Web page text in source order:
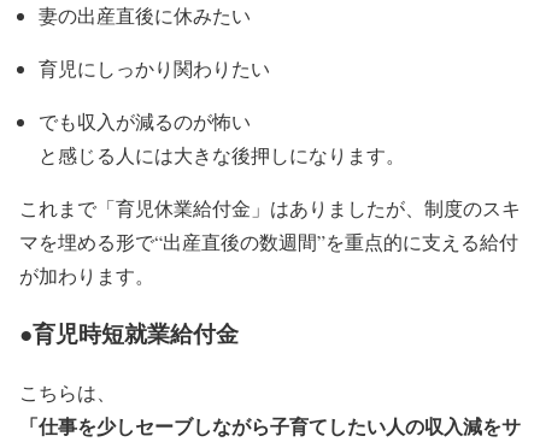
妻の出産直後に休みたい
育児にしっかり関わりたい
でも収入が減るのが怖い
と感じる人には大きな後押しになります。
これまで「育児休業給付金」はありましたが、制度のスキ
マを埋める形で“出産直後の数週間”を重点的に支える給付
が加わります。
●育児時短就業給付金
こちらは、
「仕事を少しセーブしながら子育てしたい人の収入減をサ